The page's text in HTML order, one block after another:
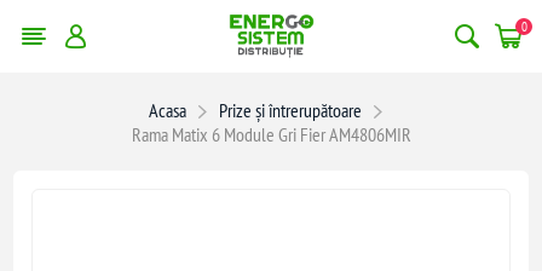
0
Acasa
Prize și întrerupătoare
Rama Matix 6 Module Gri Fier AM4806MIR